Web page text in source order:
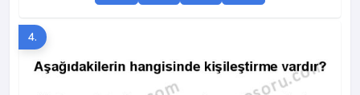
4.